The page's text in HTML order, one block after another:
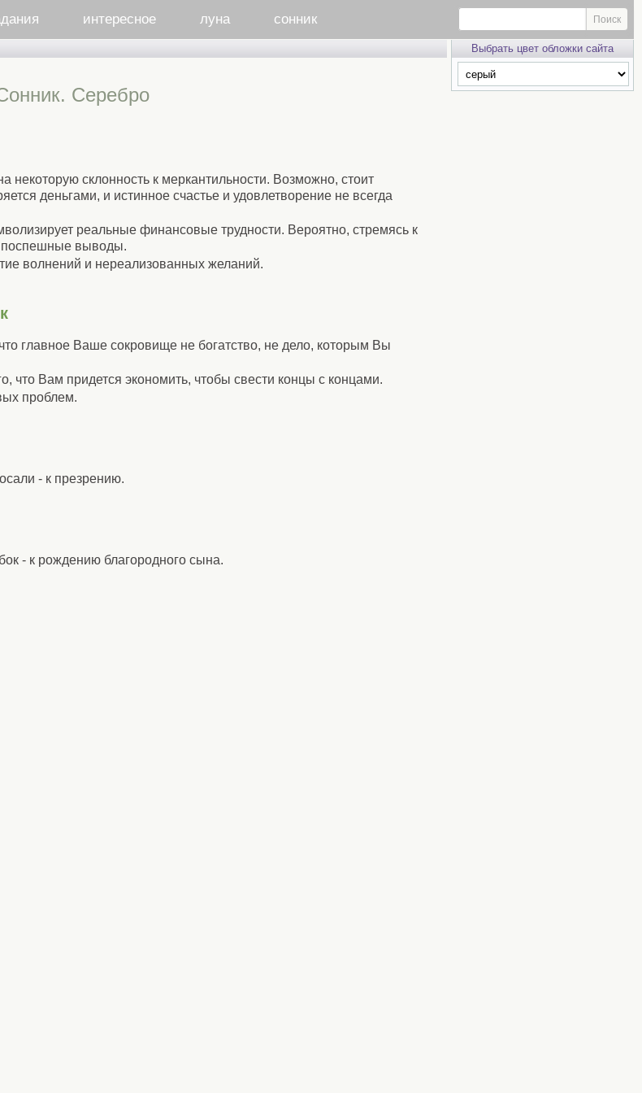
интересное луна сонник
Серебро
некоторую склонность к меркантильности. Возможно, стоит
деньгами, и истинное счастье и удовлетворение не всегда
реальные финансовые трудности. Вероятно, стремясь к
поспешные выводы.
волнений и нереализованных желаний.
главное Ваше сокровище не богатство, не дело, которым Вы
что Вам придется экономить, чтобы свести концы с концами.
проблем.
- к презрению.
- к рождению благородного сына.
Выбрать цвет обложки сайта